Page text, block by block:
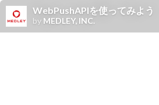
WebPushAPIを使ってみよう
by MEDLEY, INC.